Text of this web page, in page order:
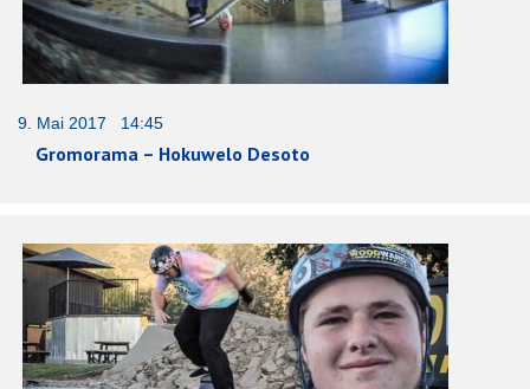
9. Mai 2017 14:45
Gromorama – Hokuwelo Desoto